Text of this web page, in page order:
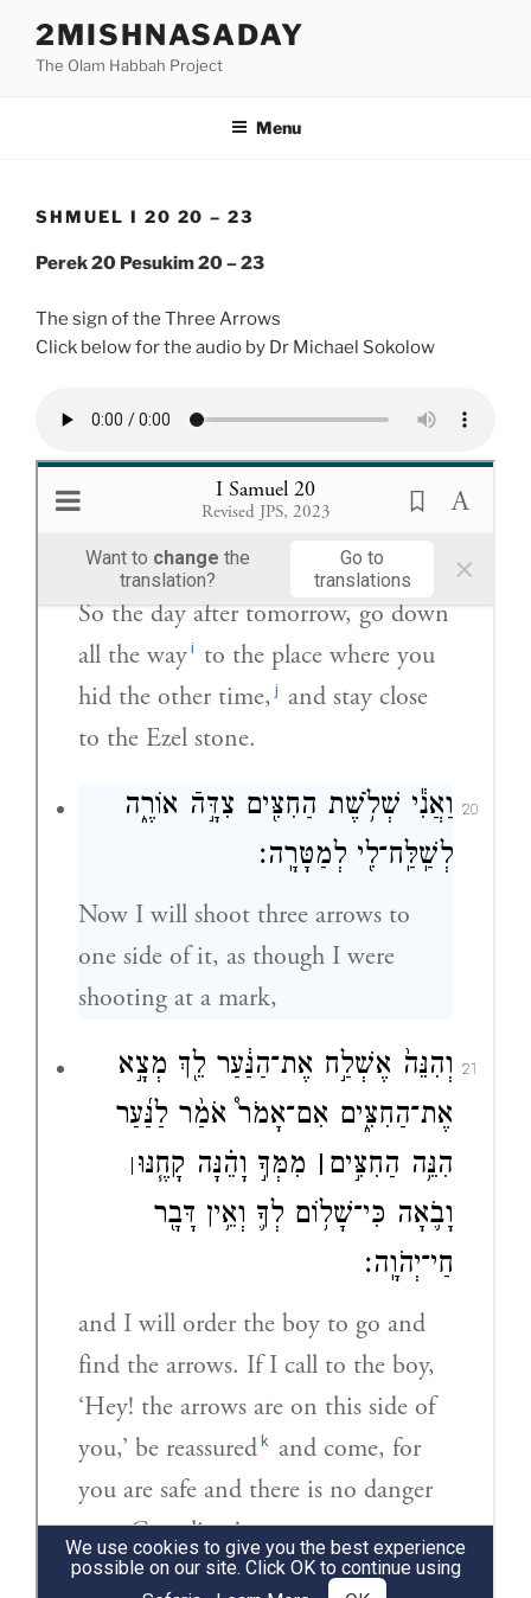
content
2MISHNASADAY
The Olam Habbah Project
Menu
SHMUEL I 20 20 – 23
Perek 20 Pesukim 20 – 23
The sign of the Three Arrows
Click below for the audio by Dr Michael Sokolow